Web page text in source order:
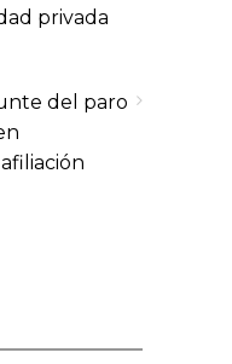
privada
del paro